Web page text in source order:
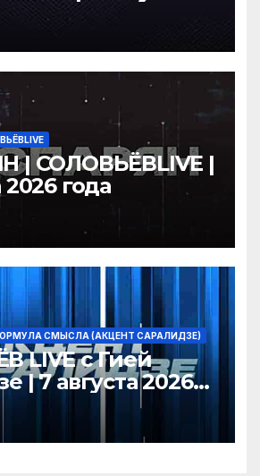
| СОЛОВЬЁВLIVE |
2026 года
СМЫСЛА (АКЦЕНТ САРАЛИДЗЕ)
LIVE с Гией
| 7 августа 2026